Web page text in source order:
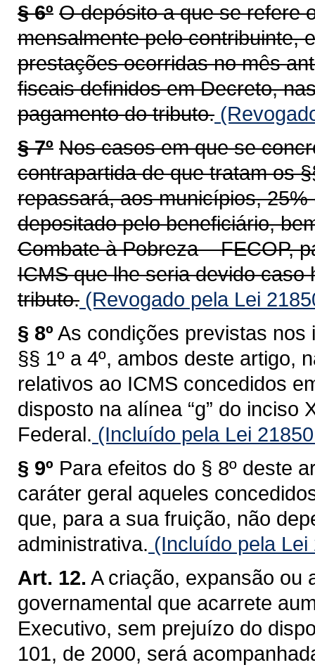
§ 6º O depósito a que se refere
mensalmente pelo contribuinte,
prestações ocorridas no mês
fiscais definidos em Decreto,
pagamento do tributo.
§ 7º Nos casos em que se
contrapartida de que tratam os
repassará, aos municípios,
depositado pelo beneficiário,
Combate à Pobreza – FECOP,
ICMS que lhe seria devido
tributo. (Revogado pela Lei
§ 8º As condições previstas
§§ 1º a 4º, ambos deste artigo,
relativos ao ICMS concedidos
disposto na alínea “g” do inciso
Federal. (Incluído pela Lei
§ 9º Para efeitos do § 8º deste
caráter geral aqueles
que, para a sua fruição, não
administrativa. (Incluído pela
Art. 12. A criação, expansão ou
governamental que acarrete
Executivo, sem prejuízo do
101, de 2000, será